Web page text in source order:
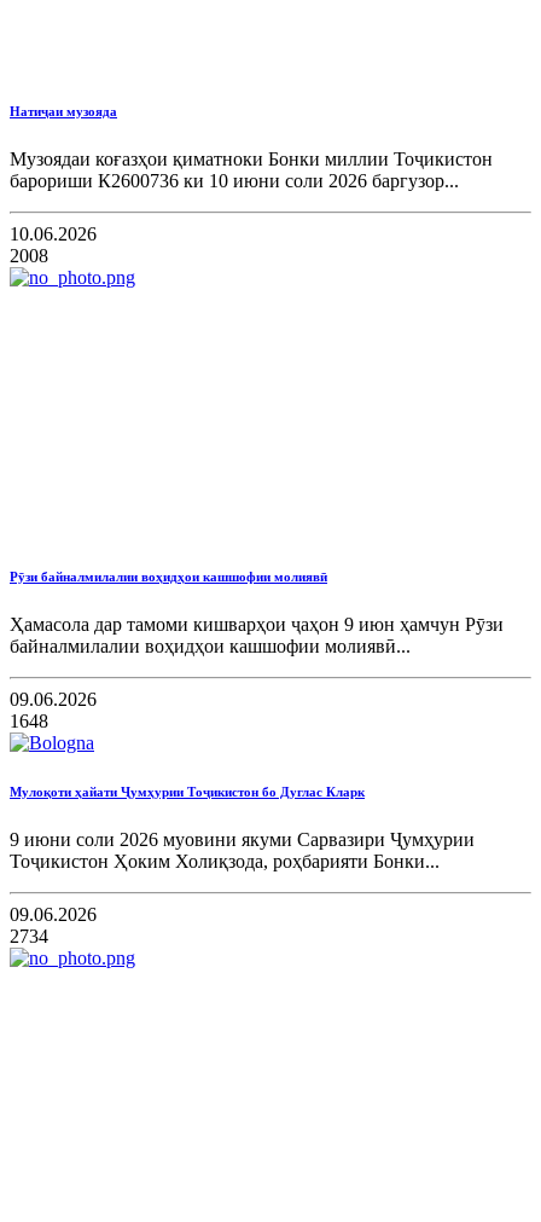
Натиҷаи музояда
Музоядаи коғазҳои қиматноки Бонки миллии Тоҷикистон
барориши К2600736 ки 10 июни соли 2026 баргузор...
10.06.2026
2008
Рӯзи байналмилалии воҳидҳои кашшофии молиявӣ
Ҳамасола дар тамоми кишварҳои ҷаҳон 9 июн ҳамчун Рӯзи
байналмилалии воҳидҳои кашшофии молиявӣ...
09.06.2026
1648
Мулоқоти ҳайати Ҷумҳурии Тоҷикистон бо Дуглас Кларк
9 июни соли 2026 муовини якуми Сарвазири Ҷумҳурии
Тоҷикистон Ҳоким Холиқзода, роҳбарияти Бонки...
09.06.2026
2734